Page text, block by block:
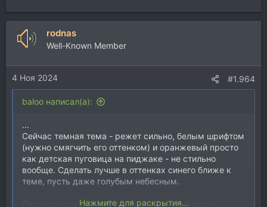
rodnas
Well-Known Member
4 Ноя 2024 #1.964
baloo написал(а):
...
Сейчас темная тема - режет сильно, белым шрифтом
(нужно смягчить его оттенком) и оранжевый просто
как детская пуговица на пиджаке - не стильно
вообще. Сделать лучше в оттенках синего ближе к
теме, пусть даже голубым небесным.
Оранжевым можно было бы название топика
Нажмите для раскрытия...